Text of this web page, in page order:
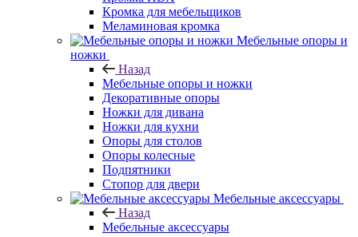
Кромка для мебельщиков
Меламиновая кромка
Мебельные опоры и
ножки
Назад
Мебельные опоры и ножки
Декоративные опоры
Ножки для дивана
Ножки для кухни
Опоры для столов
Опоры колесные
Подпятники
Стопор для двери
Мебельные аксессуары
Назад
Мебельные аксессуары